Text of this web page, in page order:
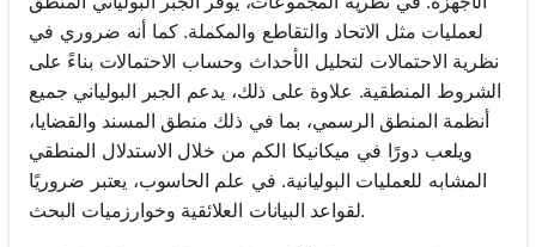
لعمليات مثل الاتحاد والتقاطع والمكملة. كما أنه ضروري في
نظرية الاحتمالات لتحليل الأحداث وحساب الاحتمالات بناءً على
الشروط المنطقية. علاوة على ذلك، يدعم الجبر البولياني جميع
أنظمة المنطق الرسمي، بما في ذلك منطق المسند والقضايا،
ويلعب دورًا في ميكانيكا الكم من خلال الاستدلال المنطقي
المشابه للعمليات البوليانية. في علم الحاسوب، يعتبر ضروريًا
لقواعد البيانات العلائقية وخوارزميات البحث.